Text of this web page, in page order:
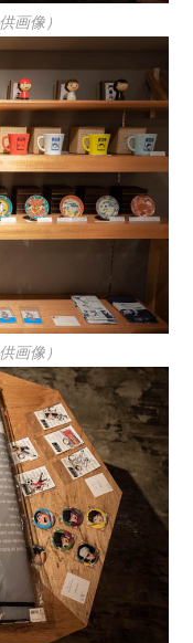
画像）
画像）